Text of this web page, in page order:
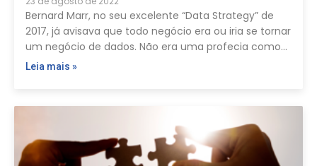
Bernard Marr, no seu excelente “Data Strategy” de
2017, já avisava que todo negócio era ou iria se tornar
um negócio de dados. Não era uma profecia como…
Leia mais »